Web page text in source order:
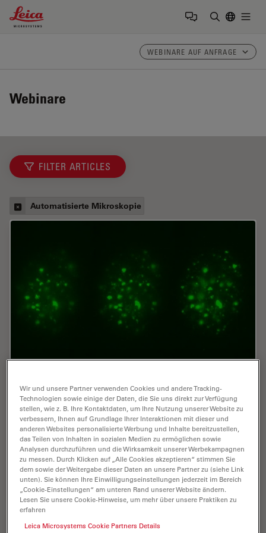
Leica Microsystems Logo
WEBINARE AUF ANFRAGE
Webinare
FILTER ARTICLES
Automatisierte Mikroskopie
Therapies for Rare Diseases
This on-demand presentation by Dr. Fyodor Urnov and
Dr. Sadik Kassim, originally delivered at ASGCT 2025,
focused on a critical challenge in genetic medicine: how
to scale CRISPR therapies from…
Jul 31, 2025 Webinar Künstliche Intelligenz
Wir und unsere Partner verwenden Cookies und andere Tracking-
Technologien sowie einige der Daten, die Sie uns direkt zur Verfügung
stellen, wie z. B. Ihre Kontaktdaten, um Ihre Nutzung unserer Website zu
verbessern, Ihnen auf Grundlage Ihrer Interaktionen mit dieser und
anderen Websites personalisierte Werbung und Inhalte bereitzustellen,
das Teilen von Inhalten in sozialen Medien zu ermöglichen sowie
Analysen durchzuführen und die Wirksamkeit unserer Werbekampagnen
zu messen. Durch Klicken auf „Alle Cookies akzeptieren“ stimmen Sie
dem sowie der Weitergabe dieser Daten an unsere Partner zu (siehe Link
unten). Sie können Ihre Einwilligungseinstellungen jederzeit im Bereich
„Cookie-Einstellungen“ am unteren Rand unserer Website ändern.
Lesen Sie unsere Cookie-Hinweise, um mehr über unsere Praktiken zu
erfahren
Leica Microsystems Cookie Partners Details